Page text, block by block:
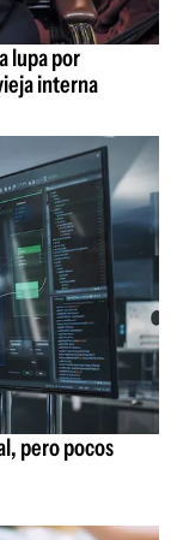
lupa por
interna
pero pocos